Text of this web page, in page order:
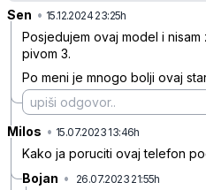
Sen • 15.12.2024 23:25h
Posjedujem ovaj model i
pivom 3.
Po meni je mnogo bolji ovaj
Milos • 15.07.2023 13:46h
Kako ja poruciti ovaj telefon
Bojan • 26.07.2023 21:55h